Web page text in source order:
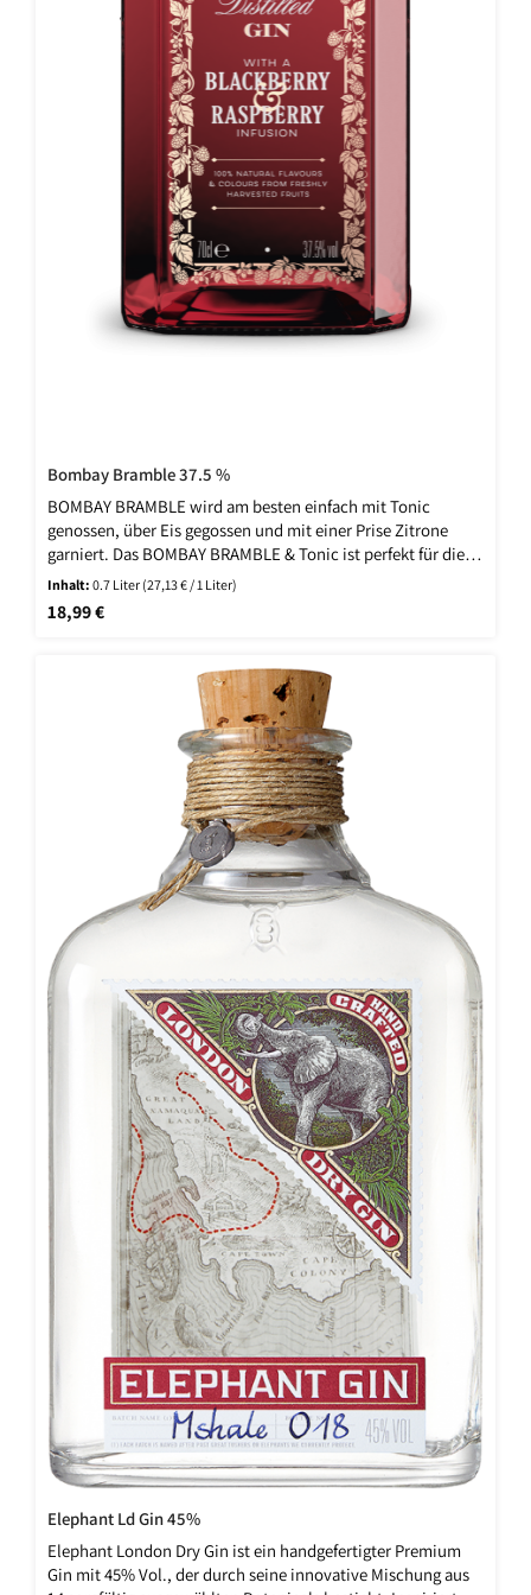
Bombay Bramble 37.5 %
BOMBAY BRAMBLE wird am besten einfach mit Tonic
genossen, über Eis gegossen und mit einer Prise Zitrone
garniert. Das BOMBAY BRAMBLE & Tonic ist perfekt für die
Sommersaison geeignet und eine raffinierte Option für
diejenigen, die einen Hauch von Obst in ihrem G & T
genießen.
Inhalt:0.7 Liter (27,13 € / 1 Liter)
Regulärer Preis:
18,99 €
Elephant Ld Gin 45%
Elephant London Dry Gin ist ein handgefertigter Premium
Gin mit 45% Vol., der durch seine innovative Mischung aus